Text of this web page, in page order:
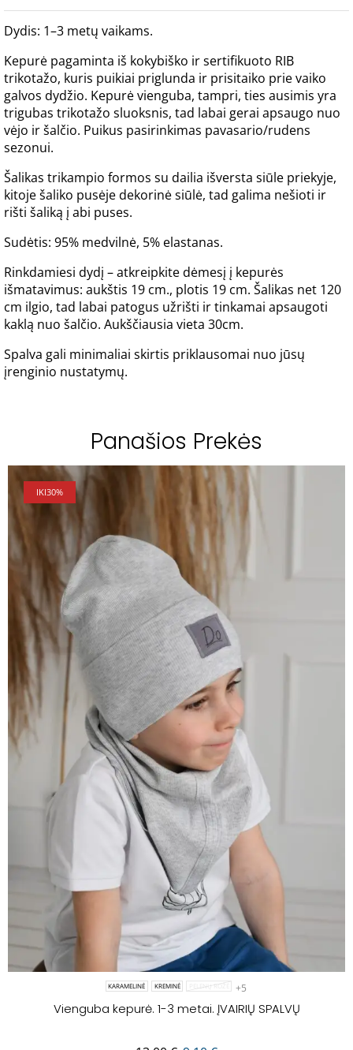
Dydis: 1–3 metų vaikams.
Kepurė pagaminta iš kokybiško ir sertifikuoto RIB
trikotažo, kuris puikiai priglunda ir prisitaiko prie vaiko
galvos dydžio. Kepurė vienguba, tampri, ties ausimis yra
trigubas trikotažo sluoksnis, tad labai gerai apsaugo nuo
vėjo ir šalčio. Puikus pasirinkimas pavasario/rudens
sezonui.
Šalikas trikampio formos su dailia išversta siūle priekyje,
kitoje šaliko pusėje dekorinė siūlė, tad galima nešioti ir
rišti šaliką į abi puses.
Sudėtis: 95% medvilnė, 5% elastanas.
Rinkdamiesi dydį – atkreipkite dėmesį į kepurės
išmatavimus: aukštis 19 cm., plotis 19 cm. Šalikas net 120
cm ilgio, tad labai patogus užrišti ir tinkamai apsaugoti
kaklą nuo šalčio. Aukščiausia vieta 30cm.
Spalva gali minimaliai skirtis priklausomai nuo jūsų
įrenginio nustatymų.
Panašios Prekės
IKI30%
KARAMELINĖ KREMINĖ PELENŲ ROŽĖ +5
Vienguba kepurė. 1-3 metai. ĮVAIRIŲ SPALVŲ